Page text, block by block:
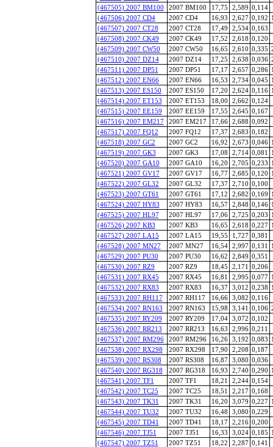
(467505) 2007 BM100
2007 BM100 17,75 2,589 0,114
(467506) 2007 CD4
2007 CD4 16,93 2,627 0,192
(467507) 2007 CT28
2007 CT28 17,49 2,534 0,163
(467508) 2007 CK49
2007 CK49 17,52 2,618 0,120
(467509) 2007 CW50
2007 CW50 16,65 2,610 0,335
(467510) 2007 DZ14
2007 DZ14 17,25 2,638 0,036
(467511) 2007 DP51
2007 DP51 17,17 2,657 0,286
(467512) 2007 EN66
2007 EN66 16,53 2,734 0,045
(467513) 2007 ES150
2007 ES150 17,20 2,624 0,116
(467514) 2007 ET153
2007 ET153 18,00 2,662 0,124
(467515) 2007 EE159
2007 EE159 17,55 2,645 0,167
(467516) 2007 EM217
2007 EM217 17,66 2,688 0,092
(467517) 2007 FQ12
2007 FQ12 17,37 2,683 0,182
(467518) 2007 GC2
2007 GC2 16,92 2,673 0,046
(467519) 2007 GK3
2007 GK3 17,08 2,714 0,081
(467520) 2007 GA10
2007 GA10 16,20 2,705 0,233
(467521) 2007 GV17
2007 GV17 16,77 2,685 0,120
(467522) 2007 GL32
2007 GL32 17,37 2,710 0,100
(467523) 2007 GT61
2007 GT61 17,12 2,682 0,169
(467524) 2007 HY83
2007 HY83 16,57 2,848 0,146
(467525) 2007 HL97
2007 HL97 17,06 2,725 0,203
(467526) 2007 KB3
2007 KB3 16,65 2,618 0,227
(467527) 2007 LA15
2007 LA15 19,55 1,727 0,381
(467528) 2007 MN27
2007 MN27 16,54 2,997 0,131
(467529) 2007 PU30
2007 PU30 16,62 2,849 0,351
(467530) 2007 RZ9
2007 RZ9 18,45 2,171 0,206
(467531) 2007 RX45
2007 RX45 16,81 2,995 0,077
(467532) 2007 RX83
2007 RX83 16,37 3,012 0,238
(467533) 2007 RH117
2007 RH117 16,66 3,082 0,116
(467534) 2007 RN163
2007 RN163 15,98 3,141 0,106
(467535) 2007 RY209
2007 RY209 17,04 3,072 0,102
(467536) 2007 RR213
2007 RR213 16,63 2,996 0,211
(467537) 2007 RM296
2007 RM296 16,26 3,192 0,083
(467538) 2007 RX298
2007 RX298 17,90 2,208 0,187
(467539) 2007 RS308
2007 RS308 16,87 3,080 0,036
(467540) 2007 RG318
2007 RG318 16,93 2,740 0,290
(467541) 2007 TF1
2007 TF1 18,21 2,244 0,154
(467542) 2007 TC25
2007 TC25 18,51 2,217 0,168
(467543) 2007 TK31
2007 TK31 16,20 3,079 0,227
(467544) 2007 TU32
2007 TU32 16,48 3,080 0,229
(467545) 2007 TD41
2007 TD41 18,17 2,216 0,200
(467546) 2007 TJ51
2007 TJ51 16,33 3,024 0,185
(467547) 2007 TZ51
2007 TZ51 18,22 2,287 0,141